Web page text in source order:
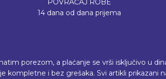
POVRAĆAJ ROBE
14 dana od dana prijema
porezom, a plaćanje se vrši isključivo u
kompletne i bez grešaka. Svi artikli